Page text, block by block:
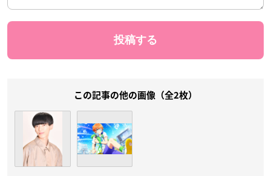
この記事の他の画像（全2枚）